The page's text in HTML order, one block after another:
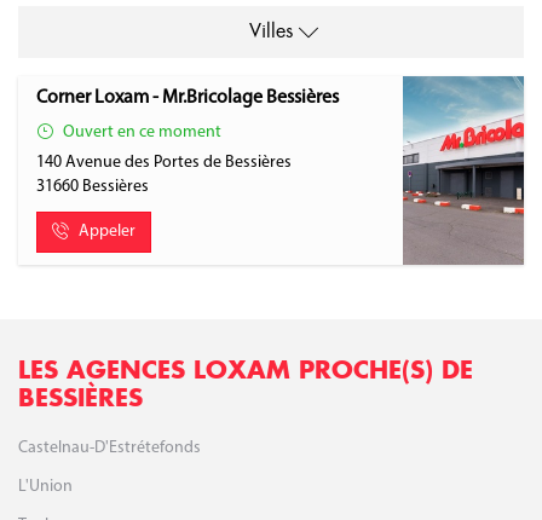
Villes
Corner Loxam - Mr.Bricolage Bessières
Ouvert en ce moment
140 Avenue des Portes de Bessières
31660 Bessières
Appeler
LES AGENCES LOXAM PROCHE(S) DE
BESSIÈRES
Castelnau-D'Estrétefonds
L'Union